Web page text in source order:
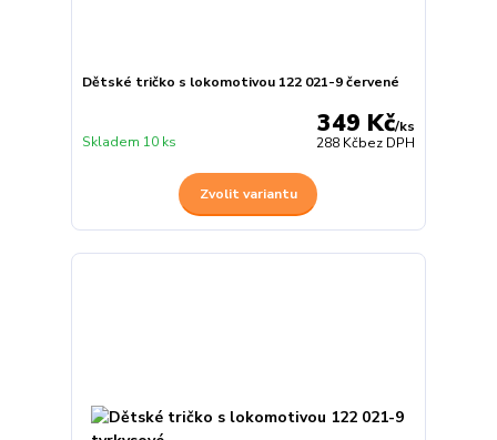
Dětské tričko s lokomotivou 122 021-9 červené
349 Kč/ks
288 Kčbez DPH
Skladem 10 ks
Zvolit variantu